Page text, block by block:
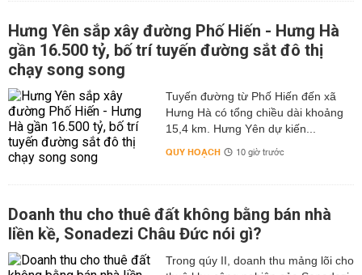
Hưng Yên sắp xây đường Phố Hiến - Hưng Hà
gần 16.500 tỷ, bố trí tuyến đường sắt đô thị
chạy song song
Tuyến đường từ Phố Hiến đến xã
Hưng Hà có tổng chiều dài khoảng
15,4 km. Hưng Yên dự kiến...
QUY HOẠCH 10 giờ trước
Doanh thu cho thuê đất không bằng bán nhà
liền kề, Sonadezi Châu Đức nói gì?
Trong qúy II, doanh thu mảng lõi cho